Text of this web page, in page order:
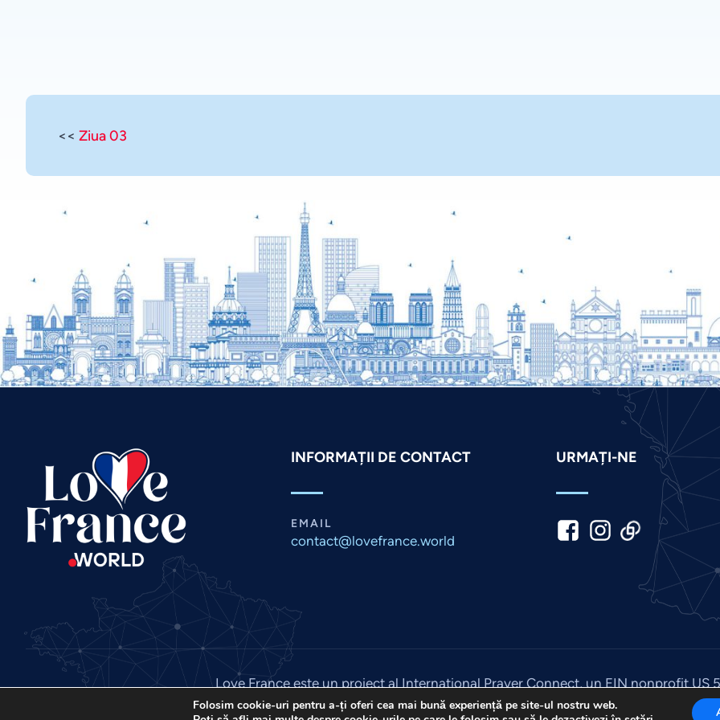
<< Ziua 03
INFORMAȚII DE CONTACT
EMAIL
contact@lovefrance.world
URMAȚI-NE
Love France este un proiect al International Prayer Connect, un EIN nonprofit US
© 2026. Toate drepturile rezervate. Site realizat de
IPC
Folosim cookie-uri pentru a-ți oferi cea mai bună experiență pe site-ul nostru web.